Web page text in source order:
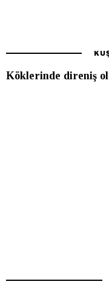
Köklerinde direniş